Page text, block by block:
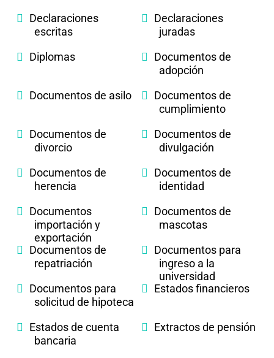
Declaraciones
escritas
Declaraciones
juradas
Diplomas
Documentos de
adopción
Documentos de asilo
Documentos de
cumplimiento
Documentos de
divorcio
Documentos de
divulgación
Documentos de
herencia
Documentos de
identidad
Documentos
importación y
exportación
Documentos de
mascotas
Documentos de
repatriación
Documentos para
ingreso a la
universidad
Documentos para
solicitud de hipoteca
Estados financieros
Estados de cuenta
bancaria
Extractos de pensión